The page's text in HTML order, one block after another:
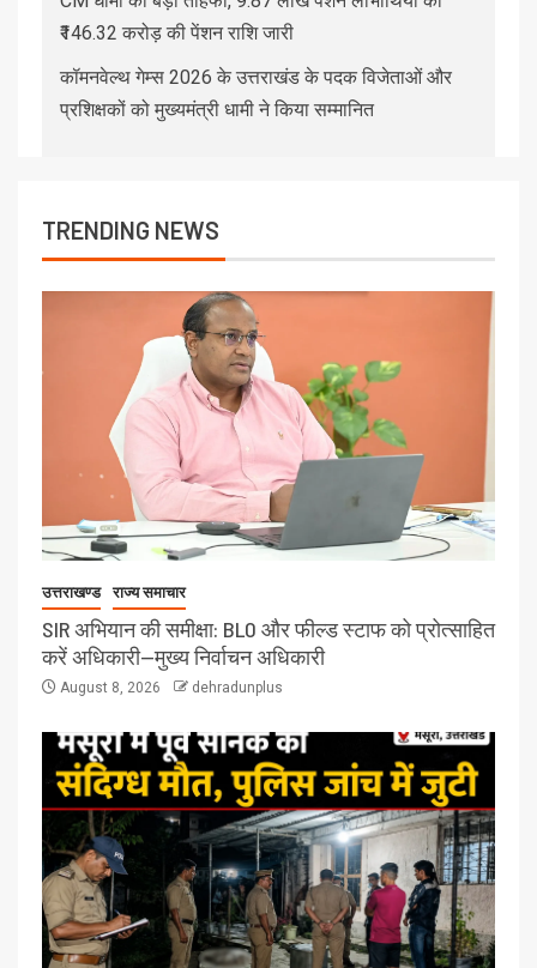
₹146.32 करोड़ की पेंशन राशि जारी
कॉमनवेल्थ गेम्स 2026 के उत्तराखंड के पदक विजेताओं और
प्रशिक्षकों को मुख्यमंत्री धामी ने किया सम्मानित
TRENDING NEWS
उत्तराखण्ड राज्य समाचार
SIR अभियान की समीक्षा: BLO और फील्ड स्टाफ को प्रोत्साहित
करें अधिकारी—मुख्य निर्वाचन अधिकारी
August 8, 2026 dehradunplus